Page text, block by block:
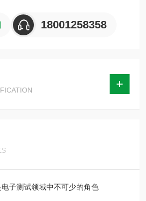
18001258358
子测试领域中不可少的角色